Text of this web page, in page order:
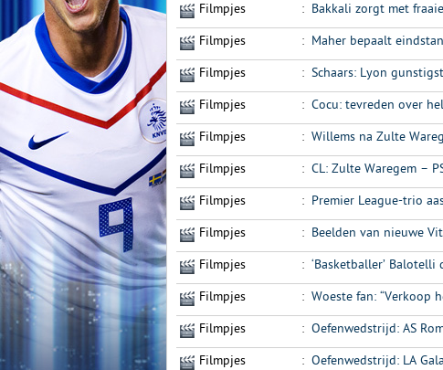
Filmpjes : Bakkali zorgt met
Filmpjes : Maher bepaalt
Filmpjes : Schaars: Lyon
Filmpjes : Cocu: tevreden over
Filmpjes : Willems na Zulte
Filmpjes : CL: Zulte Waregem –
Filmpjes : Premier League-trio
Filmpjes : Beelden van nieuwe
Filmpjes : ‘Basketballer’
Filmpjes : Woeste fan: “Verkoop
Filmpjes : Oefenwedstrijd: AS
Filmpjes : Oefenwedstrijd: LA